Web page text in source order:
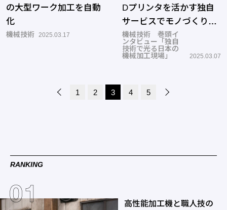
の大型ワーク加工を自動
化
機械技術 2025.03.17
Dプリンタを活かす独自
サービスでモノづくりを
支える
機械技術 巻頭イ
ンタビュー「独自
技術で光る日本の
機械加工現場」
2025.03.07
1 2 3 4 5
RANKING
高性能加工機と職人技の